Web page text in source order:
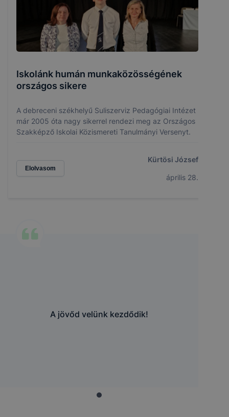
Iskolánk humán munkaközösségének
országos sikere
A debreceni székhelyű Suliszerviz Pedagógiai Intézet
már 2005 óta nagy sikerrel rendezi meg az Országos
Szakképző Iskolai Közismereti Tanulmányi Versenyt.
Elolvasom
Kürtösi József
április 28.
A jövőd velünk kezdődik!